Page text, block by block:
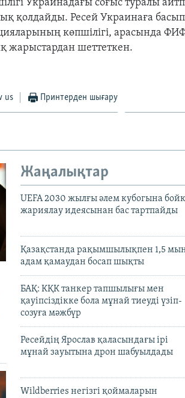
Украинадағы соғыс туралы
қолдайды. Ресей Украинаға басып
көпшілігі, арасында
жарыстардан шеттеткен.
us Принтерден шығару
Жаңалықтар
UEFA 2030 жылғы әлем кубогына
жариялау идеясынан бас тартпайды
Қазақстанда рақымшылықпен 1,5
адам қамаудан босап шықты
БАҚ: КҚК танкер тапшылығы мен
қауіпсіздікке бола мұнай тиеуді үзіп-
созуға мәжбүр
Ресейдің Ярослав қаласындағы ірі
мұнай зауытына дрон шабуылдады
Wildberries негізгі қоймаларын